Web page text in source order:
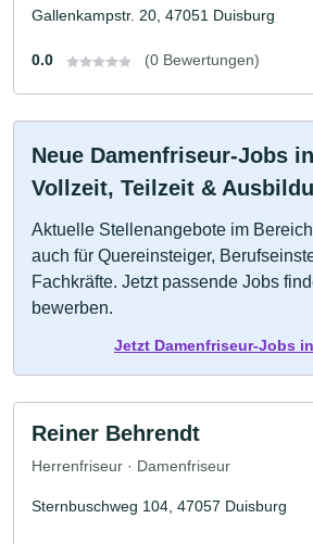
Gallenkampstr. 20, 47051 Duisburg
0.0 (0 Bewertungen)
Neue Damenfriseur-Jobs
Vollzeit, Teilzeit &
Aktuelle Stellenangebote im
auch für Quereinsteiger,
Fachkräfte. Jetzt passende Jobs
bewerben.
Jetzt Damenfriseur-Jobs
Reiner Behrendt
Herrenfriseur · Damenfriseur
Sternbuschweg 104, 47057 Duisburg